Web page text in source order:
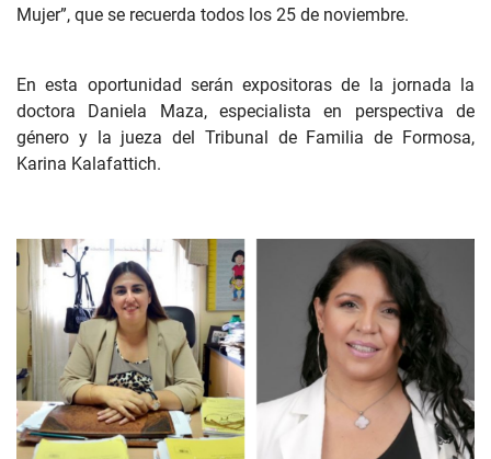
Mujer”, que se recuerda todos los 25 de noviembre.
En esta oportunidad serán expositoras de la jornada la
doctora Daniela Maza, especialista en perspectiva de
género y la jueza del Tribunal de Familia de Formosa,
Karina Kalafattich.